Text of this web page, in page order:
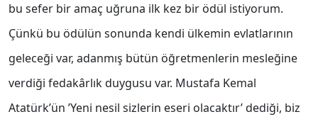
bu sefer bir amaç uğruna ilk kez bir ödül istiyorum.
Çünkü bu ödülün sonunda kendi ülkemin evlatlarının
geleceği var, adanmış bütün öğretmenlerin mesleğine
verdiği fedakârlık duygusu var. Mustafa Kemal
Atatürk’ün ’Yeni nesil sizlerin eseri olacaktır’ dediği, biz